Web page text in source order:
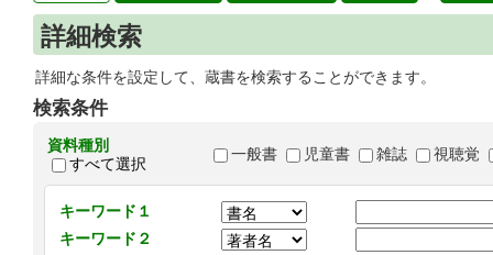
詳細検索
詳細な条件を設定して、蔵書を検索することができます。
検索条件
資料種別
すべて選択
一般書 児童書 雑誌 視聴覚
キーワード１
キーワード２